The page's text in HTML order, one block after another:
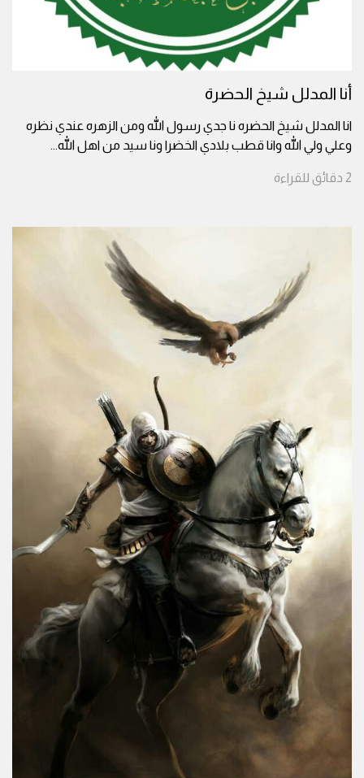
أنا المدلل شيخ الحضرة
انا المدلل شيخ الحضره نا جدي رسول الله ومن الزهره عندي نظره
وعلي ولي الله وانا قطب بلادي الخضرا ونا سيد من اهل الله...
2 دقائق للقراءة